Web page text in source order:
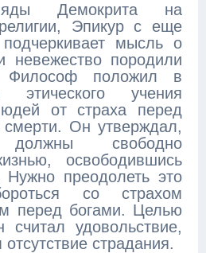
Демокрита на
Эпикур с еще
мысль о
невежество породили
положил в
этического учения
от страха перед
смерти. Он утверждал,
свободно
освободившись
Нужно преодолеть это
со страхом
перед богами. Целью
удовольствие,
страдания.